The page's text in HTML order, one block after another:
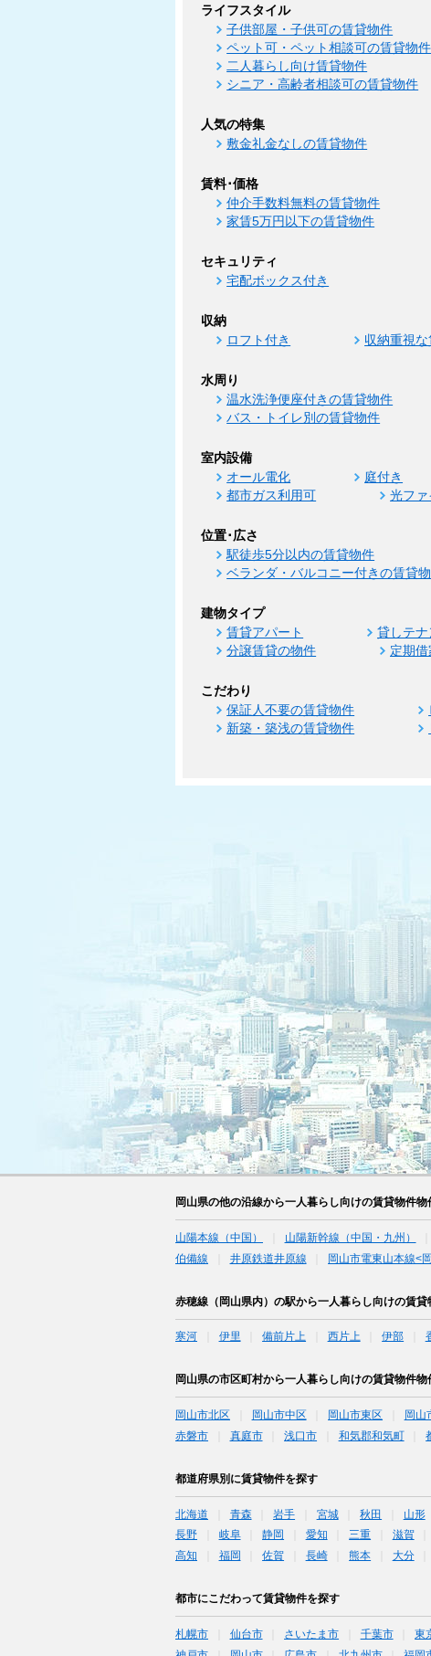
ライフスタイル
子供部屋・子供可の賃貸物件
ペット可・ペット相談可の賃貸物件
二人暮らし向け賃貸物件
シニア・高齢者相談可の賃貸物件
人気の特集
敷金礼金なしの賃貸物件
賃料･価格
仲介手数料無料の賃貸物件
家賃5万円以下の賃貸物件
セキュリティ
宅配ボックス付き
収納
ロフト付き 収納重視
水周り
温水洗浄便座付きの賃貸物件
バス・トイレ別の賃貸物件
室内設備
オール電化 庭付き
都市ガス利用可
光フ
位置･広さ
駅徒歩5分以内の賃貸物件
ベランダ・バルコニー付きの賃貸
建物タイプ
賃貸アパート 貸しテナ
分譲賃貸の物件
定期
こだわり
保証人不要の賃貸物件
新築・築浅の賃貸物件
岡山県の他の沿線から一人暮らし向けの賃貸物件物
山陽本線（中国） 山陽新幹線（中国・九州）
伯備線
井原鉄道井原線 岡山市電東山本線<
赤穂線（岡山県内）の駅から一人暮らし向けの賃貸
寒河 伊里 備前片上 西片上 伊部
岡山県の市区町村から一人暮らし向けの賃貸物件物
岡山市北区 岡山市中区 岡山市東区 岡山
赤磐市
真庭市 浅口市 和気郡和気町
都道府県別に賃貸物件を探す
北海道 青森 岩手 宮城 秋田 山形
長野
岐阜 静岡 愛知 三重 滋賀
高知
福岡 佐賀 長崎 熊本 大分
都市にこだわって賃貸物件を探す
札幌市 仙台市 さいたま市 千葉市 東